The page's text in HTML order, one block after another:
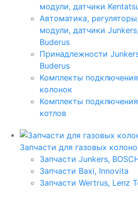
модули, датчики
Автоматика,
модули, датчики
Buderus
Принадлежности
Buderus
Комплекты
колонок
Комплекты
котлов
Запчасти для газовых
Запчасти Junkers,
Запчасти Baxi, Innovita
Запчасти Wertrus, Lenz